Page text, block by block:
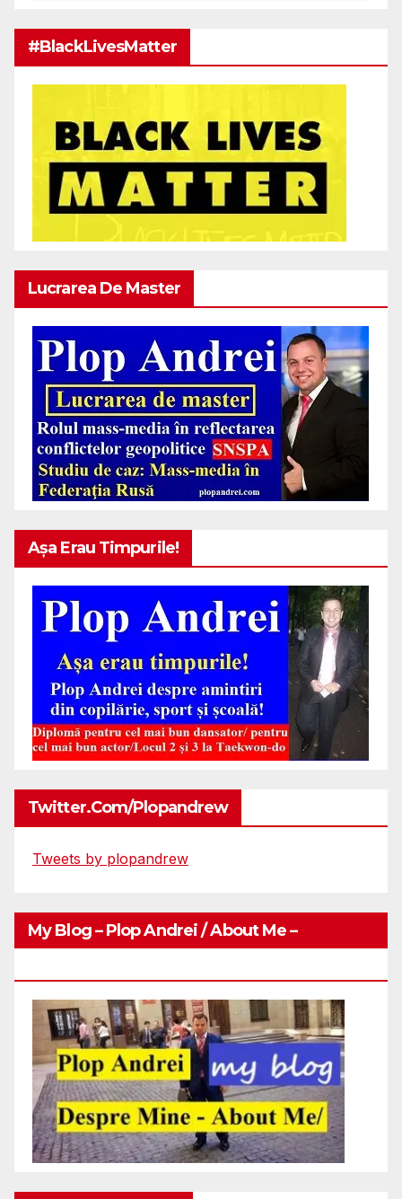
#BlackLivesMatter
Lucrarea De Master
Așa Erau Timpurile!
Twitter.com/plopandrew
Tweets by plopandrew
My Blog – Plop Andrei / About Me –